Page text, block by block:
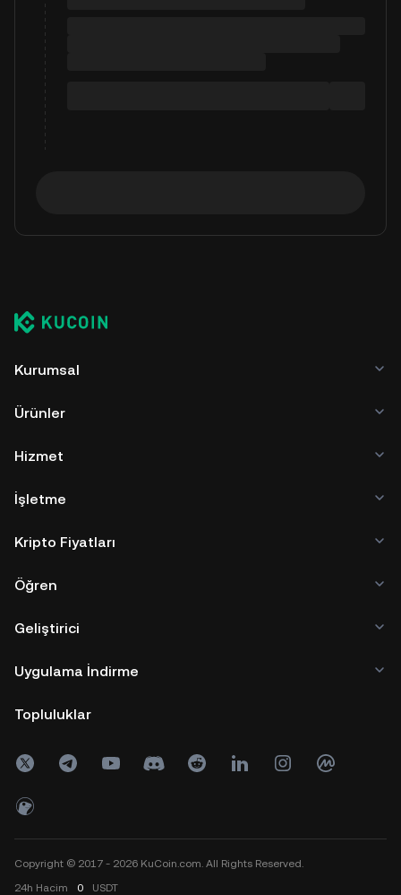
Kurumsal
Ürünler
Hizmet
İşletme
Kripto Fiyatları
Öğren
Geliştirici
Uygulama İndirme
Topluluklar
Copyright © 2017 - 2026 KuCoin.com. All Rights Reserved.
24h Hacim 0 USDT